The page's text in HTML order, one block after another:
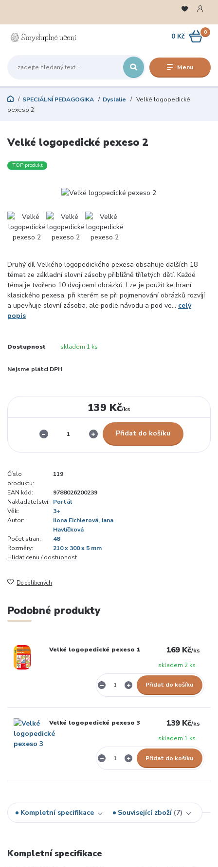
Menu
0
0 Kč
SPECIÁLNÍ PEDAGOGIKA Dyslalie
Velké logopedické
pexeso 2
Velké logopedické pexeso 2
TOP produkt
Druhý díl Velkého logopedického pexesa obsahuje dalších 18
témat ze základní slovní zásoby přibližně tříletých dětí. Každé
téma je tvořeno 10 dvojicemi obrázků. Lze je použít ke hraní
klasického pexesa, při kterém se při pojmenování obrázků rozvíjí
a upevňuje slovní zásoba, ale podle návodu a pod ve... celý
popis
Dostupnost skladem 1 ks
Nejsme plátci DPH
139 Kč/ks
Přidat do košíku
Číslo
produktu:
119
EAN kód:
9788026200239
Nakladatelství: Portál
Věk:
3+
Autor:
Ilona Eichlerová, Jana
Havlíčková
Počet stran:
48
Rozměry:
210 x 300 x 5 mm
Hlídat cenu / dostupnost
Do oblíbených
Podobné produkty
Velké logopedické pexeso 1 169 Kč/ks
skladem 2 ks
Přidat do košíku
Velké logopedické pexeso 3 139 Kč/ks
skladem 1 ks
Přidat do košíku
Kompletní specifikace Související zboží 7
Kompletní specifikace